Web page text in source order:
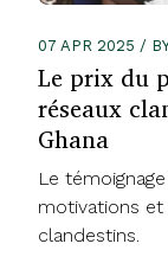
07 APR 2025 /
Le prix du
réseaux
Ghana
Le
motivations
clandestins.